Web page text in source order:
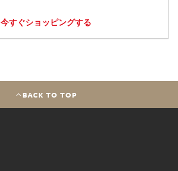
今すぐショッピングする
BACK TO TOP